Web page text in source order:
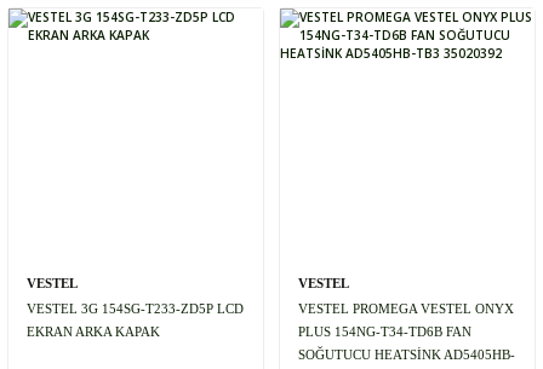
VESTEL
VESTEL 3G 154SG-T233-ZD5P LCD
EKRAN ARKA KAPAK
VESTEL
VESTEL PROMEGA VESTEL ONYX
PLUS 154NG-T34-TD6B FAN
SOĞUTUCU HEATSİNK AD5405HB-